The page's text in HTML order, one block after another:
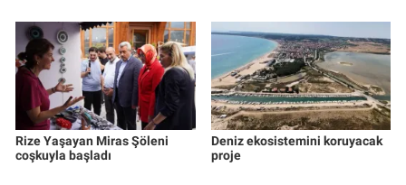
Rize Yaşayan Miras Şöleni
coşkuyla başladı
Deniz ekosistemini koruyacak
proje